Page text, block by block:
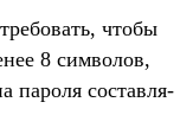
что­бы
8 сим­волов,
пароля сос­тавля­